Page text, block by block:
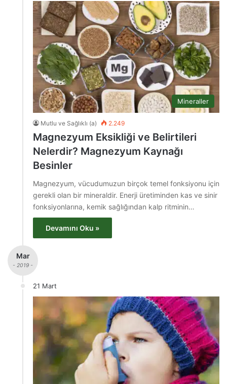
Mineraller
Mutlu ve Sağlıklı (a) 2.249
Magnezyum Eksikliği ve Belirtileri
Nelerdir? Magnezyum Kaynağı
Besinler
Magnezyum, vücudumuzun birçok temel fonksiyonu için
gerekli olan bir mineraldir. Enerji üretiminden kas ve sinir
fonksiyonlarına, kemik sağlığından kalp ritminin…
Devamını Oku »
Mar
- 2019 -
21 Mart